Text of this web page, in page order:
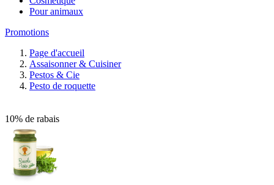
Pour animaux
Promotions
Page d'accueil
Assaisonner & Cuisiner
Pestos & Cie
Pesto de roquette
10% de rabais